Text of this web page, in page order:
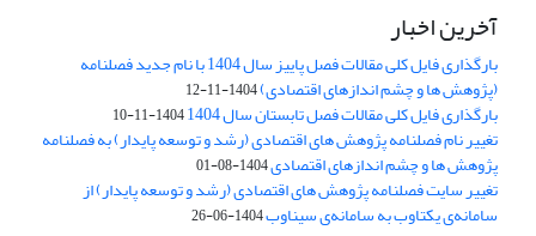
آخرین اخبار
بارگذاری فایل کلی مقالات فصل پاییز سال 1404 با نام جدید فصلنامه
(پژوهش ها و چشم اندازهای اقتصادی)1404-11-12
بارگذاری فایل کلی مقالات فصل تابستان سال 1404 1404-11-10
تغییر نام فصلنامه پژوهش های اقتصادی (رشد و توسعه پایدار) به فصلنامه
پژوهش ها و چشم اندازهای اقتصادی1404-08-01
تغییر سایت فصلنامه پژوهش های اقتصادی (رشد و توسعه پایدار) از
سامانه‌ی یکتاوب به سامانه‌ی سیناوب1404-06-26